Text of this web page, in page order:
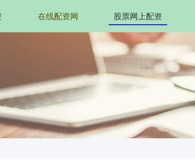
在线配资网 股票网上配资